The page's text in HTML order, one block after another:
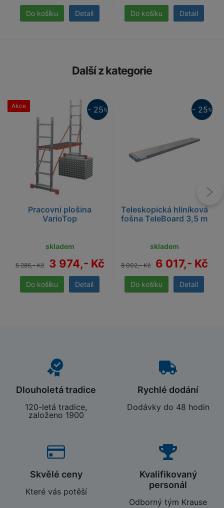
Detail Detail
Další z kategorie
Pracovní plošina
VarioTop
Akce
skladem
5 285,- Kč 3 974,- Kč
Detail
- 25%
Teleskopická hliníková
fošna TeleBoard 3,5 m
skladem
8 002,- Kč 6 017,- Kč
Detail
- 25%
Dlouholetá tradice
120-letá tradice,
založeno 1900
Rychlé dodání
Dodávky do 48 hodin
Skvělé ceny
Které vás potěší
Kvalifikovaný
personál
Odborný tým Krause